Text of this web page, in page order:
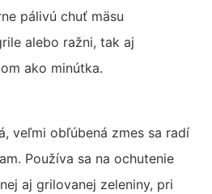
pálivú chuť mäsu
alebo ražni, tak aj
ako minútka.
veľmi obľúbená zmes sa radí
Používa sa na ochutenie
aj grilovanej zeleniny, pri